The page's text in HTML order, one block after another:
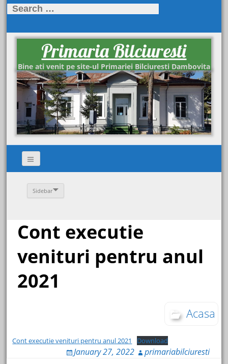
Search
Primaria Bilciuresti
Bine ati venit pe site-ul Primariei Bilciuresti Dambovita
Sidebar
Cont executie
venituri pentru anul
2021
Acasa
Cont executie venituri pentru anul 2021 Download
January 27, 2022 primariabilciuresti